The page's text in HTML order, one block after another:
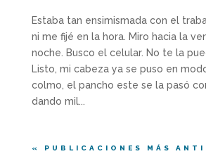
Estaba tan ensimismada con el
ni me fijé en la hora. Miro hacia la
noche. Busco el celular. No te la
Listo, mi cabeza ya se puso en
colmo, el pancho este se la pasó
dando mil...
« PUBLICACIONES MÁS